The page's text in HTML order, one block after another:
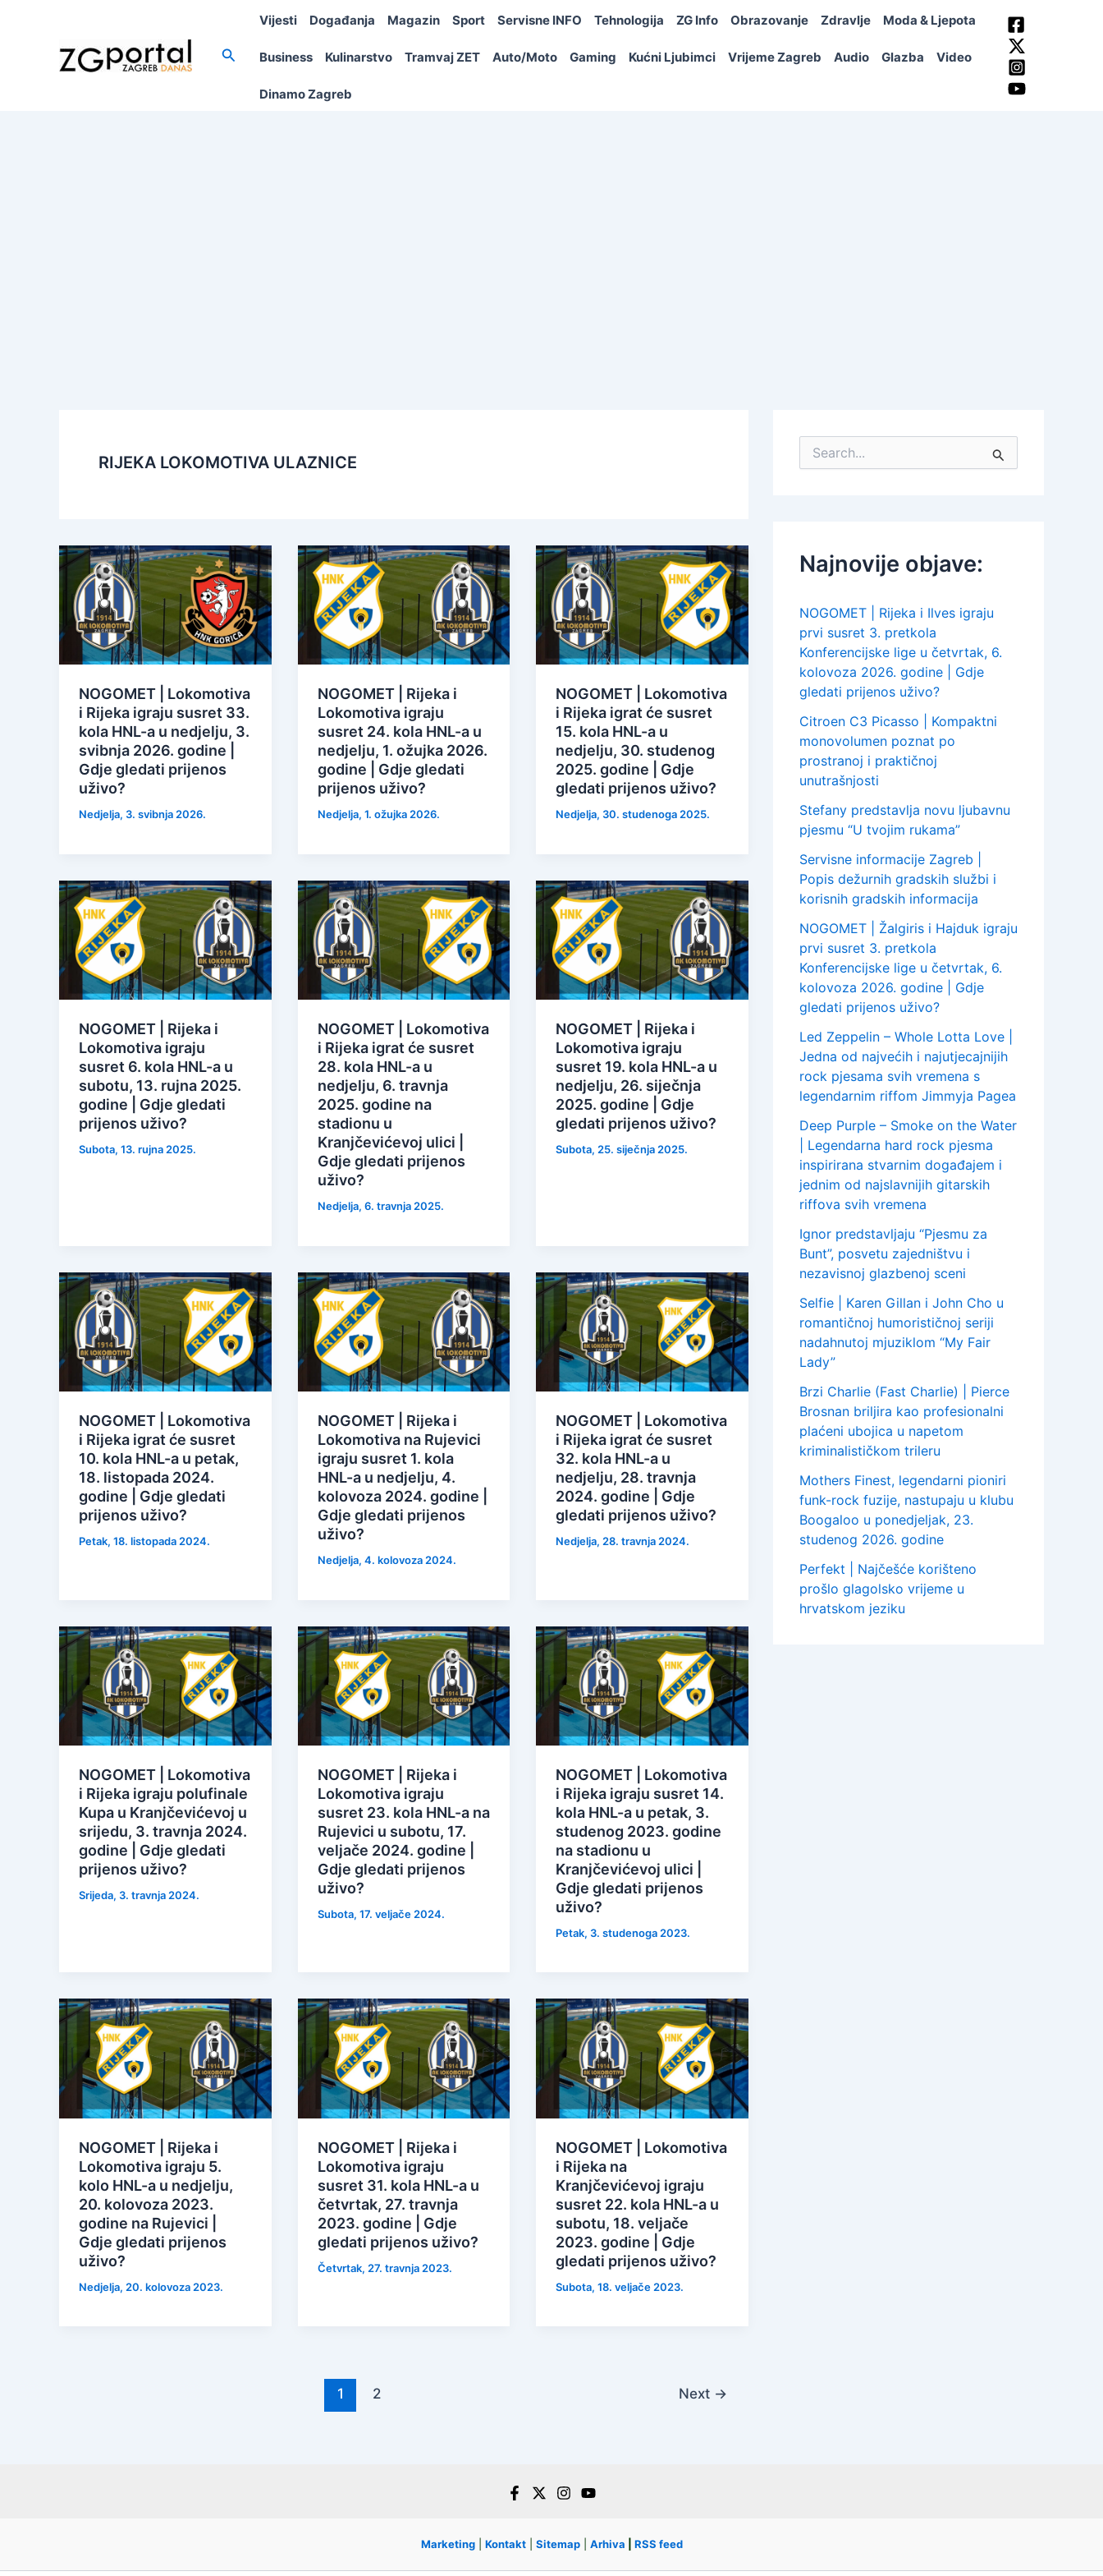
Search
Vijesti Događanja Magazin Sport Servisne INFO Tehnologija ZG Info Obrazovanje Zdravlje Moda & Ljepota
Business Kulinarstvo Tramvaj ZET Auto/Moto Gaming Kućni Ljubimci Vrijeme Zagreb Audio Glazba Video
Dinamo Zagreb
RIJEKA LOKOMOTIVA ULAZNICE
NOGOMET | Lokomotiva
i Rijeka igraju susret 33.
kola HNL-a u nedjelju, 3.
svibnja 2026. godine |
Gdje gledati prijenos
uživo?
Nedjelja, 3. svibnja 2026.
NOGOMET | Rijeka i
Lokomotiva igraju
susret 24. kola HNL-a u
nedjelju, 1. ožujka 2026.
godine | Gdje gledati
prijenos uživo?
Nedjelja, 1. ožujka 2026.
NOGOMET | Lokomotiva
i Rijeka igrat će susret
15. kola HNL-a u
nedjelju, 30. studenog
2025. godine | Gdje
gledati prijenos uživo?
Nedjelja, 30. studenoga 2025.
NOGOMET | Rijeka i
Lokomotiva igraju
susret 6. kola HNL-a u
subotu, 13. rujna 2025.
godine | Gdje gledati
prijenos uživo?
Subota, 13. rujna 2025.
NOGOMET | Lokomotiva
i Rijeka igrat će susret
28. kola HNL-a u
nedjelju, 6. travnja
2025. godine na
stadionu u
Kranjčevićevoj ulici |
Gdje gledati prijenos
uživo?
Nedjelja, 6. travnja 2025.
NOGOMET | Rijeka i
Lokomotiva igraju
susret 19. kola HNL-a u
nedjelju, 26. siječnja
2025. godine | Gdje
gledati prijenos uživo?
Subota, 25. siječnja 2025.
NOGOMET | Lokomotiva
i Rijeka igrat će susret
10. kola HNL-a u petak,
18. listopada 2024.
godine | Gdje gledati
prijenos uživo?
Petak, 18. listopada 2024.
NOGOMET | Rijeka i
Lokomotiva na Rujevici
igraju susret 1. kola
HNL-a u nedjelju, 4.
kolovoza 2024. godine |
Gdje gledati prijenos
uživo?
Nedjelja, 4. kolovoza 2024.
NOGOMET | Lokomotiva
i Rijeka igrat će susret
32. kola HNL-a u
nedjelju, 28. travnja
2024. godine | Gdje
gledati prijenos uživo?
Nedjelja, 28. travnja 2024.
NOGOMET | Lokomotiva
i Rijeka igraju polufinale
Kupa u Kranjčevićevoj u
srijedu, 3. travnja 2024.
godine | Gdje gledati
prijenos uživo?
Srijeda, 3. travnja 2024.
NOGOMET | Rijeka i
Lokomotiva igraju
susret 23. kola HNL-a na
Rujevici u subotu, 17.
veljače 2024. godine |
Gdje gledati prijenos
uživo?
Subota, 17. veljače 2024.
NOGOMET | Lokomotiva
i Rijeka igraju susret 14.
kola HNL-a u petak, 3.
studenog 2023. godine
na stadionu u
Kranjčevićevoj ulici |
Gdje gledati prijenos
uživo?
Petak, 3. studenoga 2023.
NOGOMET | Rijeka i
Lokomotiva igraju 5.
kolo HNL-a u nedjelju,
20. kolovoza 2023.
godine na Rujevici |
Gdje gledati prijenos
uživo?
Nedjelja, 20. kolovoza 2023.
NOGOMET | Rijeka i
Lokomotiva igraju
susret 31. kola HNL-a u
četvrtak, 27. travnja
2023. godine | Gdje
gledati prijenos uživo?
Četvrtak, 27. travnja 2023.
NOGOMET | Lokomotiva
i Rijeka na
Kranjčevićevoj igraju
susret 22. kola HNL-a u
subotu, 18. veljače
2023. godine | Gdje
gledati prijenos uživo?
Subota, 18. veljače 2023.
1 2 Next →
o
rNajnovije objave:
NOGOMET | Rijeka i Ilves igraju
prvi susret 3. pretkola
Konferencijske lige u četvrtak, 6.
kolovoza 2026. godine | Gdje
gledati prijenos uživo?
Citroen C3 Picasso | Kompaktni
monovolumen poznat po
prostranoj i praktičnoj
unutrašnjosti
Stefany predstavlja novu ljubavnu
pjesmu “U tvojim rukama”
Servisne informacije Zagreb |
Popis dežurnih gradskih službi i
korisnih gradskih informacija
NOGOMET | Žalgiris i Hajduk igraju
prvi susret 3. pretkola
Konferencijske lige u četvrtak, 6.
kolovoza 2026. godine | Gdje
gledati prijenos uživo?
Led Zeppelin – Whole Lotta Love |
Jedna od najvećih i najutjecajnijih
rock pjesama svih vremena s
legendarnim riffom Jimmyja Pagea
Deep Purple – Smoke on the Water
| Legendarna hard rock pjesma
inspirirana stvarnim događajem i
jednim od najslavnijih gitarskih
riffova svih vremena
Ignor predstavljaju “Pjesmu za
Bunt”, posvetu zajedništvu i
nezavisnoj glazbenoj sceni
Selfie | Karen Gillan i John Cho u
romantičnoj humorističnoj seriji
nadahnutoj mjuziklom “My Fair
Lady”
Brzi Charlie (Fast Charlie) | Pierce
Brosnan briljira kao profesionalni
plaćeni ubojica u napetom
kriminalističkom trileru
Mothers Finest, legendarni pioniri
funk-rock fuzije, nastupaju u klubu
Boogaloo u ponedjeljak, 23.
studenog 2026. godine
Perfekt | Najčešće korišteno
prošlo glagolsko vrijeme u
hrvatskom jeziku
Marketing| Kontakt| Sitemap| Arhiva RSS feed